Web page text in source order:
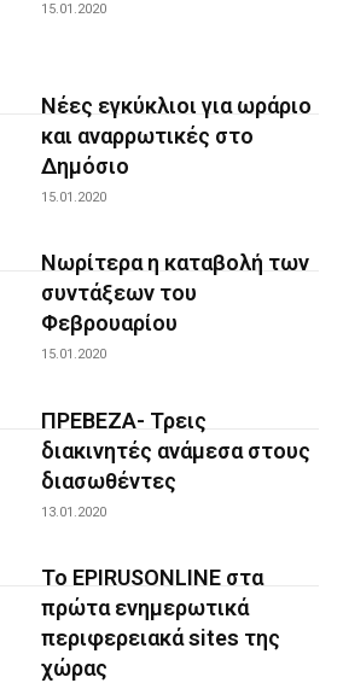
15.01.2020
Νέες εγκύκλιοι για ωράριο
και αναρρωτικές στο
Δημόσιο
15.01.2020
Νωρίτερα η καταβολή των
συντάξεων του
Φεβρουαρίου
15.01.2020
ΠΡΕΒΕΖΑ- Τρεις
διακινητές ανάμεσα στους
διασωθέντες
13.01.2020
To EPIRUSONLINE στα
πρώτα ενημερωτικά
περιφερειακά sites της
χώρας